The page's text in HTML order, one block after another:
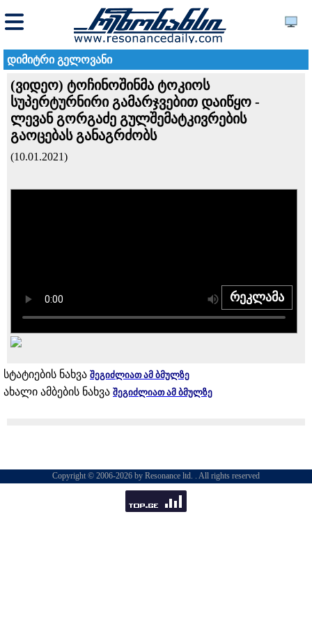
დიმიტრი გელოვანი
(ვიდეო) ტოჩინოშინმა ტოკიოს
სუპერტურნირი გამარჯვებით დაიწყო -
ლევან გორგაძე გულშემატკივრების
გაოცებას განაგრძობს
(10.01.2021)
რეკლამა
სტატიების ნახვა შეგიძლიათ ამ ბმულზე
ახალი ამბების ნახვა შეგიძლიათ ამ ბმულზე
Copyright © 2006-2026 by Resonance ltd. . All rights reserved